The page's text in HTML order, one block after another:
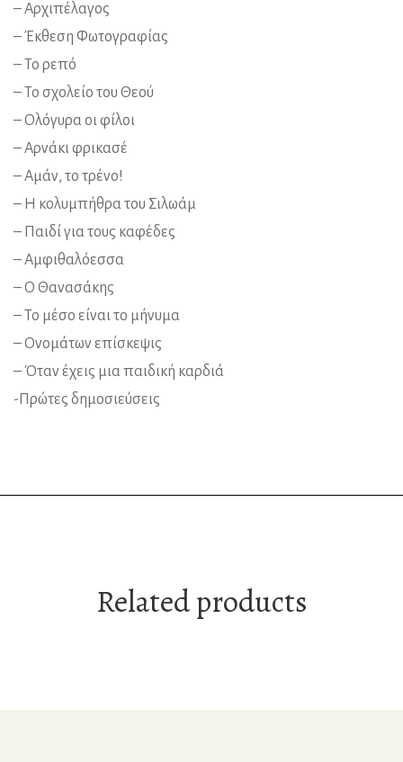
– Αρχιπέλαγος
– Έκθεση Φωτογραφίας
– Το ρεπό
– Το σχολείο του Θεού
– Ολόγυρα οι φίλοι
– Αρνάκι φρικασέ
– Αμάν, το τρένο!
– Η κολυμπήθρα του Σιλωάμ
– Παιδί για τους καφέδες
– Αμφιθαλόεσσα
– Ο Θανασάκης
– Το μέσο είναι το μήνυμα
– Ονομάτων επίσκεψις
– Όταν έχεις μια παιδική καρδιά
-Πρώτες δημοσιεύσεις
Related products